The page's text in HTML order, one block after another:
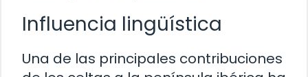
Influencia lingüística
Una de las principales contribuciones